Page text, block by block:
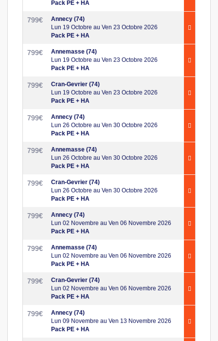
Pack PE + HA
799€
Annecy (74)
Lun 19 Octobre au Ven 23 Octobre 2026
Pack PE + HA
799€
Annemasse (74)
Lun 19 Octobre au Ven 23 Octobre 2026
Pack PE + HA
799€
Cran-Gevrier (74)
Lun 19 Octobre au Ven 23 Octobre 2026
Pack PE + HA
799€
Annecy (74)
Lun 26 Octobre au Ven 30 Octobre 2026
Pack PE + HA
799€
Annemasse (74)
Lun 26 Octobre au Ven 30 Octobre 2026
Pack PE + HA
799€
Cran-Gevrier (74)
Lun 26 Octobre au Ven 30 Octobre 2026
Pack PE + HA
799€
Annecy (74)
Lun 02 Novembre au Ven 06 Novembre 2026
Pack PE + HA
799€
Annemasse (74)
Lun 02 Novembre au Ven 06 Novembre 2026
Pack PE + HA
799€
Cran-Gevrier (74)
Lun 02 Novembre au Ven 06 Novembre 2026
Pack PE + HA
799€
Annecy (74)
Lun 09 Novembre au Ven 13 Novembre 2026
Pack PE + HA